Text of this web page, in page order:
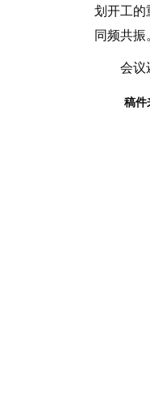
划开工的
同频共振
会议还
稿件